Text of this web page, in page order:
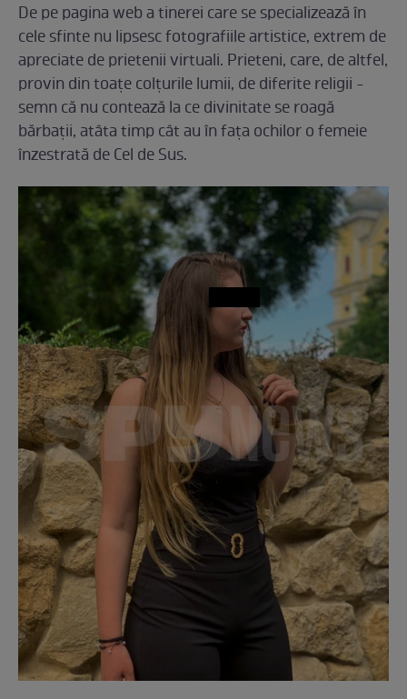
De pe pagina web a tinerei care se specializează în
cele sfinte nu lipsesc fotografiile artistice, extrem de
apreciate de prietenii virtuali. Prieteni, care, de altfel,
provin din toațe colțurile lumii, de diferite religii -
semn că nu contează la ce divinitate se roagă
bărbații, atâta timp cât au în fața ochilor o femeie
înzestrată de Cel de Sus.